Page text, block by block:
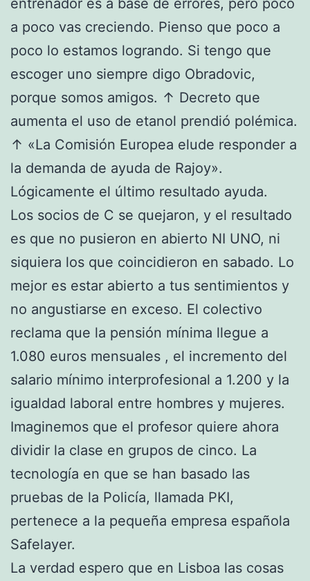
a poco vas creciendo. Pienso que poco a
poco lo estamos logrando. Si tengo que
escoger uno siempre digo Obradovic,
porque somos amigos. ↑ Decreto que
aumenta el uso de etanol prendió polémica.
↑ «La Comisión Europea elude responder a
la demanda de ayuda de Rajoy».
Lógicamente el último resultado ayuda.
Los socios de C se quejaron, y el resultado
es que no pusieron en abierto NI UNO, ni
siquiera los que coincidieron en sabado. Lo
mejor es estar abierto a tus sentimientos y
no angustiarse en exceso. El colectivo
reclama que la pensión mínima llegue a
1.080 euros mensuales , el incremento del
salario mínimo interprofesional a 1.200 y la
igualdad laboral entre hombres y mujeres.
Imaginemos que el profesor quiere ahora
dividir la clase en grupos de cinco. La
tecnología en que se han basado las
pruebas de la Policía, llamada PKI,
pertenece a la pequeña empresa española
Safelayer.
La verdad espero que en Lisboa las cosas